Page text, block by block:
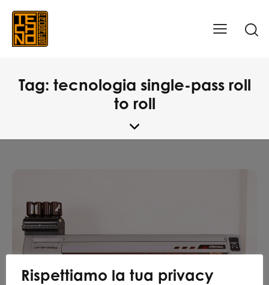
Tag: tecnologia single-pass roll
to roll
Rispettiamo la tua privacy